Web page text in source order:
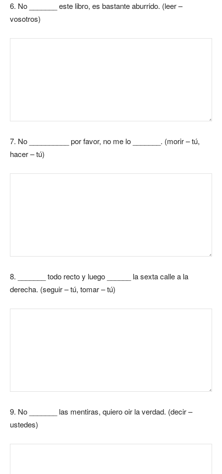
6. No _______ este libro, es bastante aburrido. (leer –
vosotros)
7. No __________ por favor, no me lo _______. (morir – tú,
hacer – tú)
8.
_______ todo recto y luego ______ la sexta calle a la
derecha. (seguir – tú, tomar – tú)
9. No _______ las mentiras, quiero oir la verdad. (decir –
ustedes)